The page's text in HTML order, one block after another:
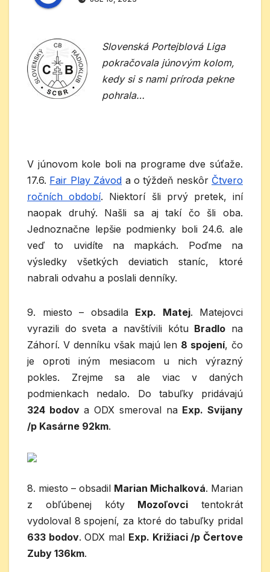
Slovenská Portejblová Liga
pokračovala júnovým kolom,
kedy si s nami príroda pekne
pohrala…
V júnovom kole boli na programe dve súťaže.
17.6. Fair Play Závod a o týždeň neskôr Čtvero
ročních období. Niektorí šli prvý pretek, iní
naopak druhý. Našli sa aj takí čo šli oba.
Jednoznačne lepšie podmienky boli 24.6. ale
veď to uvidíte na mapkách. Poďme na
výsledky všetkých deviatich staníc, ktoré
nabrali odvahu a poslali denníky.
9. miesto – obsadila Exp. Matej. Matejovci
vyrazili do sveta a navštívili kótu Bradlo na
Záhorí. V denníku však majú len 8 spojení, čo
je oproti iným mesiacom u nich výrazný
pokles. Zrejme sa ale viac v daných
podmienkach nedalo. Do tabuľky pridávajú
324 bodova ODX smeroval na Exp. Svijany
/p Kasárne 92km.
8. miesto – obsadil Marian Michalková. Marian
z obľúbenej kóty Mozoľovci tentokrát
vydoloval 8 spojení, za ktoré do tabuľky pridal
633 bodov. ODX mal Exp. Križiaci /p Čertove
Zuby 136km.